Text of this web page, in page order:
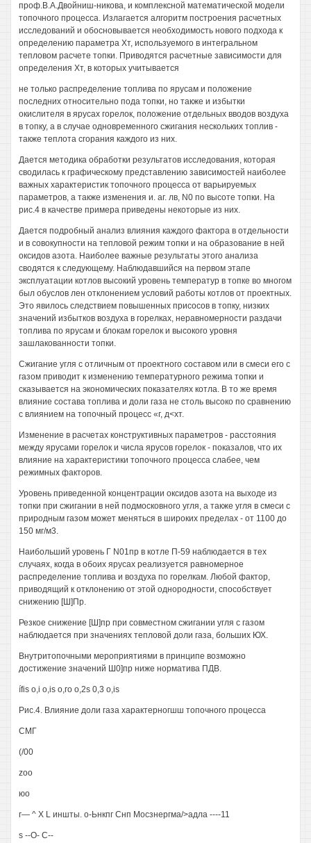
проф.В.А.Двойниш-никова, и комплексной математической модели
топочного процесса. Излагается алгоритм построения расчетных
исследований и обосновывается необходимость нового подхода к
определению параметра Хт, используемого в интегральном
тепловом расчете топки. Приводятся расчетные зависимости для
определения Хт, в которых учитывается
не только распределение топлива по ярусам и положение
последних относительно пода топки, но также и избытки
окислителя в ярусах горелок, положение отдельных вводов воздуха
в топку, а в случае одновременного сжигания нескольких топлив -
также теплота сгорания каждого из них.
Дается методика обработки результатов исследования, которая
сводилась к графическому представлению зависимостей наиболее
важных характеристик топочного процесса от варьируемых
параметров, а также изменения и. аг. лв, N0 по высоте топки. На
рис.4 в качестве примера приведены некоторые из них.
Дается подробный анализ влияния каждого фактора в отдельности
и в совокупности на тепловой режим топки и на образование в ней
оксидов азота. Наиболее важные результаты этого анализа
сводятся к следующему. Наблюдавшийся на первом этапе
эксплуатации котлов высокий уровень температур в топке во многом
был обуслов лен отклонением условий работы котлов от проектных.
Это явилось следствием повышенных присосов в топку, низких
значений избытков воздуха в горелках, неравномерности раздачи
топлива по ярусам и блокам горелок и высокого уровня
зашлакованности топки.
Сжигание угля с отличным от проектного составом или в смеси его с
газом приводит к изменению температурного режима топки и
сказывается на экономических показателях котла. В то же время
влияние состава топлива и доли газа не столь высоко по сравнению
с влиянием на топочный процесс «г, д<хт.
Изменение в расчетах конструктивных параметров - расстояния
между ярусами горелок и числа ярусов горелок - показалов, что их
влияние на характеристики топочного процесса слабее, чем
режимных факторов.
Уровень приведенной концентрации оксидов азота на выходе из
топки при сжигании в ней подмосковного угля, а также угля в смеси с
природным газом может меняться в широких пределах - от 1100 до
150 мг/м3.
Наибольший уровень Г N01пр в котле П-59 наблюдается в тех
случаях, когда в обоих ярусах реализуется равномерное
распределение топлива и воздуха по горелкам. Любой фактор,
приводящий к отклонению от этой однородности, способствует
снижению [Ш]Пр.
Резкое снижение [Ш]пр при совместном сжигании угля с газом
наблюдается при значениях тепловой доли газа, больших ЮХ.
Внутритопочными мероприятиями в принципе возможно
достижение значений Ш0]пр ниже норматива ПДВ.
ífis o,i o,is о,го o,2s 0,3 о,is
Рис.4. Влияние доли газа характерногшш топочного процесса
СМГ
(/00
zoo
юо
г— ^ X L иншты. о-Ьнкпг Снп Мосзнергма/>адла ----11
s --О- С--